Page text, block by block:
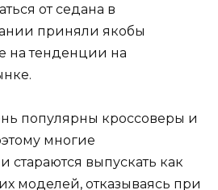
от седана в
приняли якобы
на тенденции на
популярны кроссоверы и
многие
стараются выпускать как
моделей, отказываясь при